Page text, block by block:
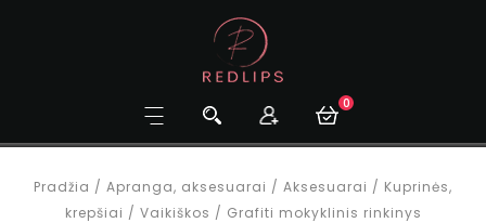
0
Pradžia / Apranga, aksesuarai / Aksesuarai / Kuprinės,
krepšiai / Vaikiškos / Grafiti mokyklinis rinkinys